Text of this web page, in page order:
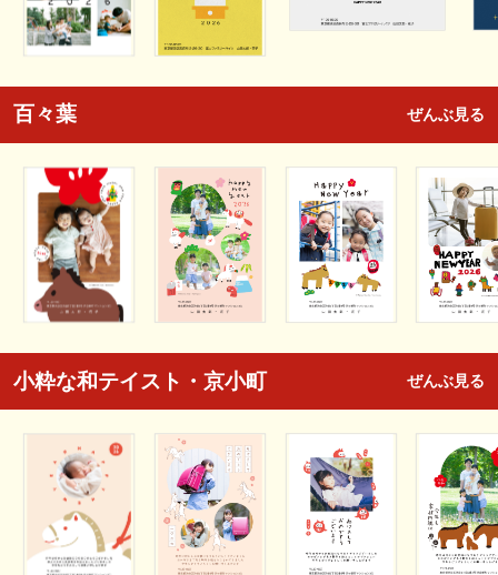
百々葉 ぜんぶ見る
小粋な和テイスト・京小町 ぜんぶ見る